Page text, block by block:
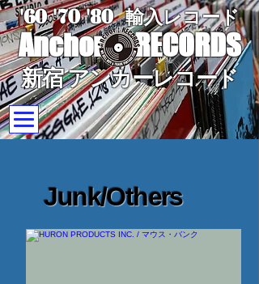
'60 '70'80 輸入レコード
Anchor RECORDS
新宿 アンカーレコード
Junk/Others